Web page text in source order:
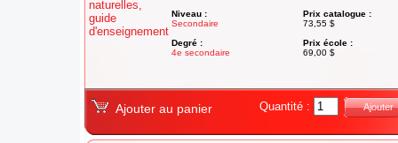
Niveau :
Secondaire
Degré :
4e secondaire
Prix catalogue :
73,55 $
Prix école :
69,00 $
Ajouter au panier Quantité : Ajouter